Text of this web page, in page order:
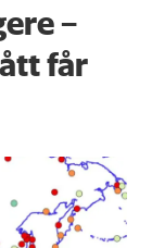
–
får